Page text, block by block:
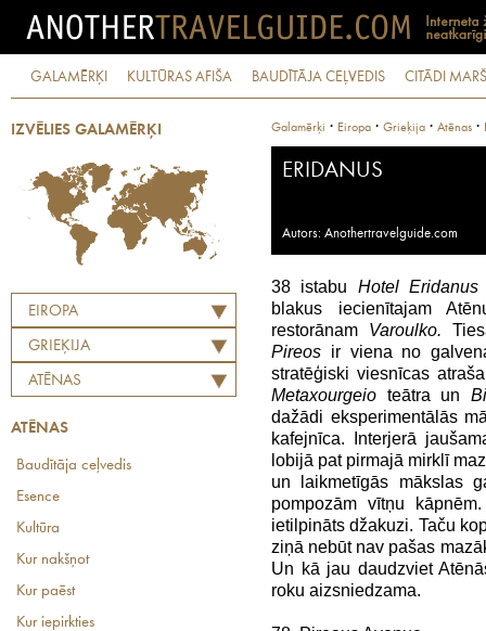
GALAMĒRĶI KULTŪRAS AFIŠA BAUDĪTĀJA CEĻVEDIS CITĀDI
IZVĒLIES GALAMĒRĶI
EIROPA
GRIEĶIJA
ATĒNAS
ATĒNAS
Baudītāja ceļvedis
Esence
Kultūra
Kur nakšņot
Kur paēst
Kur iepirkties
Galamērķi · Eiropa · Grieķija · Atēnas ·
ERIDANUS
Autors: Anothertravelguide.com
38 istabu Hotel Eridanus
blakus iecienītajam
restorānam Varoulko.
Pireos ir viena no
stratēģiski viesnīcas
Metaxourgeio teātra un
dažādi eksperimentālās
kafejnīca. Interjerā
lobijā pat pirmajā mirklī
un laikmetīgās mākslas
pompozām vītņu
ietilpināts džakuzi. Taču
ziņā nebūt nav pašas
Un kā jau daudzviet
roku aizsniedzama.